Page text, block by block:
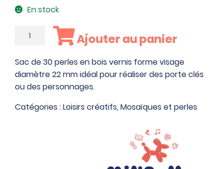
En stock
quantité
de
30
perles
en
Ajouter au panier
Sac de 30 perles en bois vernis forme visage
diamètre 22 mm idéal pour réaliser des porte clés
ou des personnages.
Catégories :Loisirs créatifs, Mosaïques et perles